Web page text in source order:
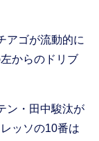
アゴが流動的に
からのドリブ
ン・田中駿汰が
ッソの10番は